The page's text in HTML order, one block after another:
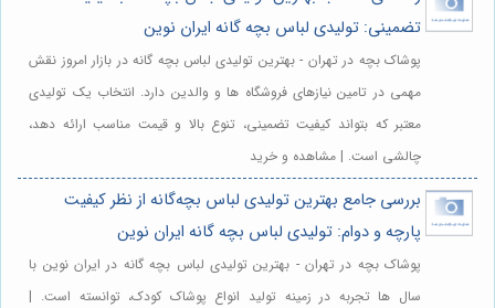
تضمینی: تولیدی لباس بچه گانه ایران نوین
پوشاک بچه در تهران - بهترین تولیدی لباس بچه گانه در بازار امروز نقش
مهمی در تامین نیازهای فروشگاه ها و والدین دارد. انتخاب یک تولیدی
معتبر که بتواند کیفیت تضمینی، تنوع بالا و قیمت مناسب ارائه دهد،
چالشی است. | مشاهده و خرید
بررسی جامع بهترین تولیدی لباس بچه‌گانه از نظر کیفیت
پارچه و دوام: تولیدی لباس بچه گانه ایران نوین
پوشاک بچه در تهران - بهترین تولیدی لباس بچه گانه در ایران نوین با
سال ها تجربه در زمینه تولید انواع پوشاک کودک، توانسته است. |